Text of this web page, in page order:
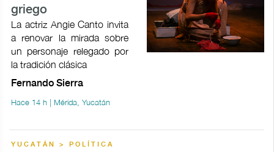
griego
La actriz Angie Canto invita
a renovar la mirada sobre
un personaje relegado por
la tradición clásica
Fernando Sierra
Hace 14 h | Mérida, Yucatán
YUCATÁN > POLÍTICA